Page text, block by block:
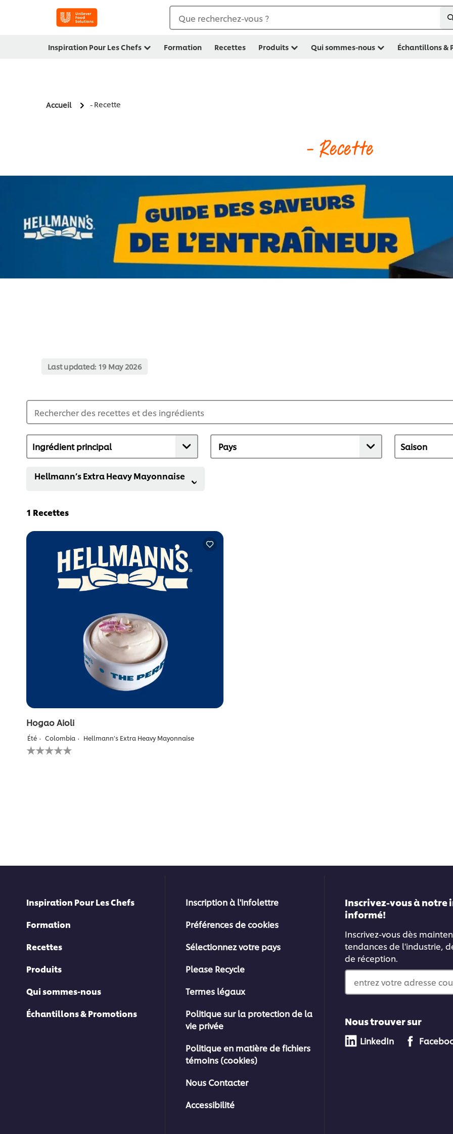
Que recherchez-vous ?
Inspiration Pour Les Chefs Formation Recettes Produits Qui sommes-nous Échantillons &
Accueil - Recette
- Recette
Last updated: 19 May 2026
Hellmann’s Extra Heavy Mayonnaise
1 Recettes
Hogao Aioli
Été Colombia Hellmann’s Extra Heavy Mayonnaise
Aucune
évaluation
Inspiration Pour Les Chefs
Formation
Recettes
Produits
Qui sommes-nous
Échantillons & Promotions
Inscription à l'infolettre
Préférences de cookies
Sélectionnez votre pays
Please Recycle
Termes légaux
Politique sur la protection de la
vie privée
Politique en matière de fichiers
témoins (cookies)
Nous Contacter
Accessibilité
Inscrivez-vous à
informé!
Inscrivez-vous dès
tendances de l'industrie,
de réception.
entrez votre adresse
Nous trouver sur
LinkedIn